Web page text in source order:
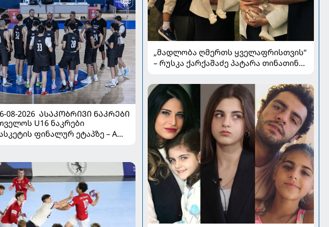
08-2026 ᲐᲡᲐᲙᲝᲑᲠᲘᲕᲘ ᲜᲐᲙᲠᲔᲑᲘ
U16 ნაკრები
ფინალურ ეტაპზე – A
„მადლობა ღმერთს ყველაფრისთვის“
– რუსკა ქარქაშაძე პატარა თინათინის